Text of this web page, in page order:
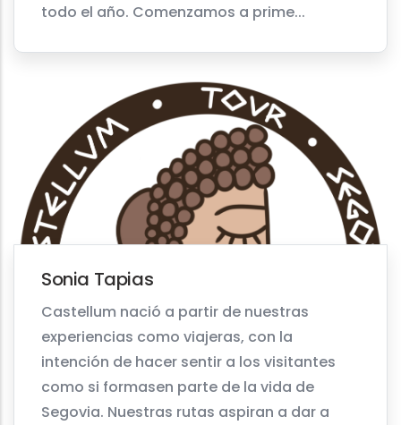
todo el año. Comenzamos a prime...
Sonia Tapias
Castellum nació a partir de nuestras
experiencias como viajeras, con la
intención de hacer sentir a los visitantes
como si formasen parte de la vida de
Segovia. Nuestras rutas aspiran a dar a